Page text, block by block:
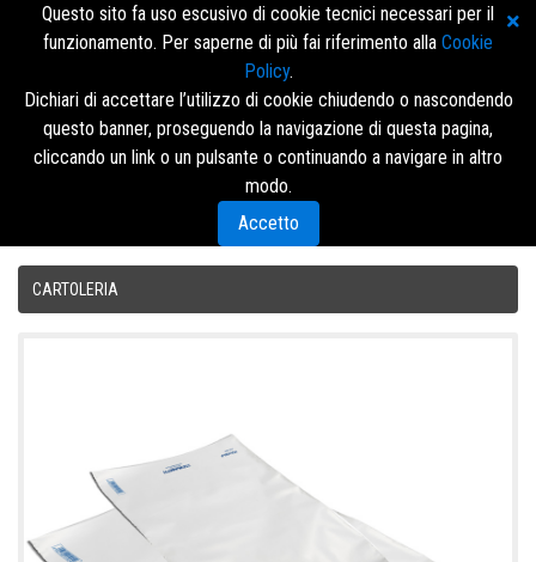
Accedi/Registrati
CARTOLERIA
Questo sito fa uso escusivo di cookie tecnici necessari per il
funzionamento. Per saperne di più fai riferimento alla Cookie
Policy.
Dichiari di accettare l’utilizzo di cookie chiudendo o nascondendo
questo banner, proseguendo la navigazione di questa pagina,
cliccando un link o un pulsante o continuando a navigare in altro
modo.
Accetto